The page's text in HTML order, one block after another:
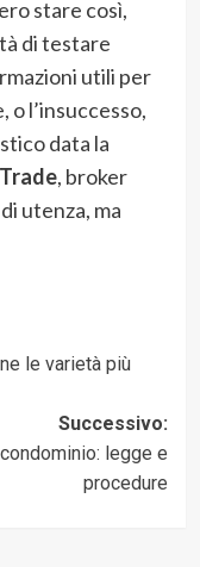
stare così,
di testare
utili per
l’insuccesso,
data la
, broker
utenza, ma
le varietà più
Successivo:
legge e
procedure